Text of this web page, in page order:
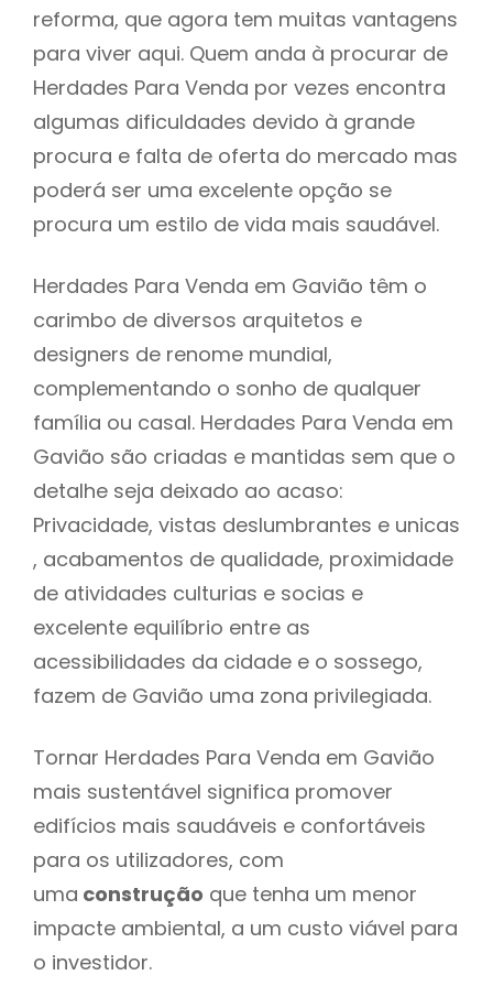
reforma, que agora tem muitas vantagens
para viver aqui. Quem anda à procurar de
Herdades Para Venda por vezes encontra
algumas dificuldades devido à grande
procura e falta de oferta do mercado mas
poderá ser uma excelente opção se
procura um estilo de vida mais saudável.
Herdades Para Venda em Gavião têm o
carimbo de diversos arquitetos e
designers de renome mundial,
complementando o sonho de qualquer
família ou casal. Herdades Para Venda em
Gavião são criadas e mantidas sem que o
detalhe seja deixado ao acaso:
Privacidade, vistas deslumbrantes e unicas
, acabamentos de qualidade, proximidade
de atividades culturias e socias e
excelente equilíbrio entre as
acessibilidades da cidade e o sossego,
fazem de Gavião uma zona privilegiada.
Tornar Herdades Para Venda em Gavião
mais sustentável significa promover
edifícios mais saudáveis e confortáveis
para os utilizadores, com
uma construção que tenha um menor
impacte ambiental, a um custo viável para
o investidor.